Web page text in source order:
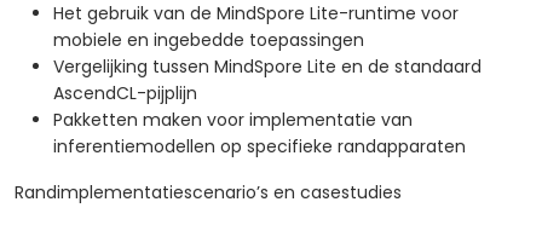
Het gebruik van de MindSpore Lite-runtime voor
mobiele en ingebedde toepassingen
Vergelijking tussen MindSpore Lite en de standaard
AscendCL-pijplijn
Pakketten maken voor implementatie van
inferentiemodellen op specifieke randapparaten
Randimplementatiescenario’s en casestudies